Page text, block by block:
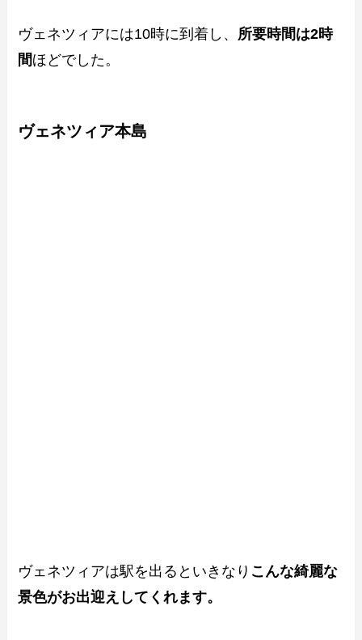
ヴェネツィアには10時に到着し、 所要時間は2時
間ほどでした。
ヴェネツィア本島
ヴェネツィアは駅を出るといきなり こんな綺麗な
景色がお出迎えしてくれます。